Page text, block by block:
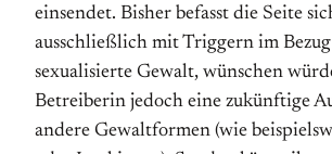
einsendet. Bisher befasst die Seite
ausschließlich mit Triggern im
sexualisierte Gewalt, wünschen
Betreiberin jedoch eine zukünftige
andere Gewaltformen (wie